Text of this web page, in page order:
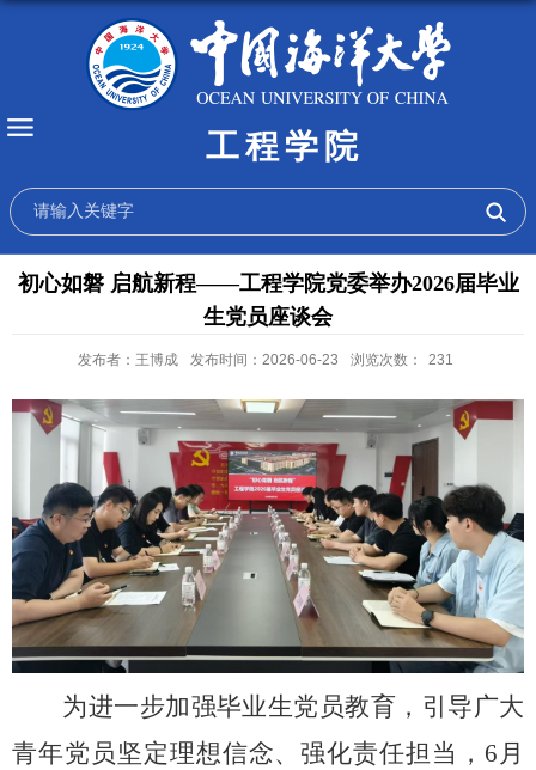
工程学院
初心如磐 启航新程——工程学院党委举办2026届毕业
生党员座谈会
发布者：王博成 发布时间：2026-06-23 浏览次数： 231
为进一步加强毕业生党员教育，引导广大
青年党员坚定理想信念、强化责任担当， 6 月